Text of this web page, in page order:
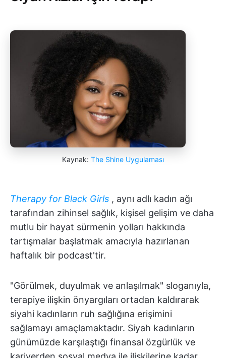
Kaynak: The Shine Uygulaması
Therapy for Black Girls , aynı adlı kadın ağı
tarafından zihinsel sağlık, kişisel gelişim ve daha
mutlu bir hayat sürmenin yolları hakkında
tartışmalar başlatmak amacıyla hazırlanan
haftalık bir podcast'tir.
"Görülmek, duyulmak ve anlaşılmak" sloganıyla,
terapiye ilişkin önyargıları ortadan kaldırarak
siyahi kadınların ruh sağlığına erişimini
sağlamayı amaçlamaktadır. Siyah kadınların
günümüzde karşılaştığı finansal özgürlük ve